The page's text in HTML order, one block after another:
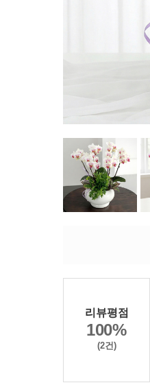
리뷰평점
100%
(2건)